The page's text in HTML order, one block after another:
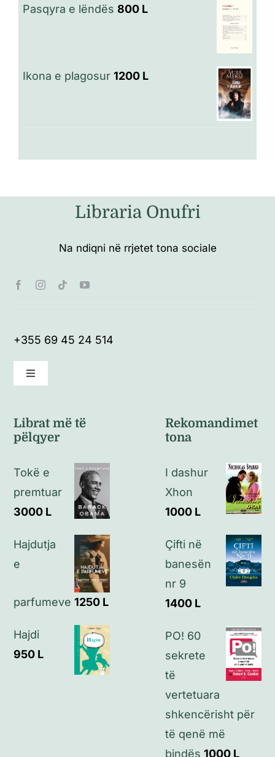
Pasqyra e lëndës 800 L
Ikona e plagosur 1200 L
Libraria Onufri
Na ndiqni në rrjetet tona sociale
+355 69 45 24 514
Toggle
Politikat e kthimeve
Politikat e privatësisë
Librat më të
pëlqyer
Tokë e
premtuar
3000 L
Hajdutja
e
parfumeve 1250 L
Hajdi
950 L
Rekomandimet
tona
I dashur
Xhon
1000 L
Çifti në
banesën
nr 9
1400 L
PO! 60
sekrete
të
vertetuara
shkencërisht për
të qenë më
bindës 1000 L